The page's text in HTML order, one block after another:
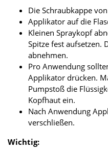
Die Schraubkappe
Applikator auf die
Kleinen Spraykopf
Spitze fest aufsetzen.
abnehmen.
Pro Anwendung
Applikator drücken.
Pumpstoß die
Kopfhaut ein.
Nach Anwendung
verschließen.
Wichtig: